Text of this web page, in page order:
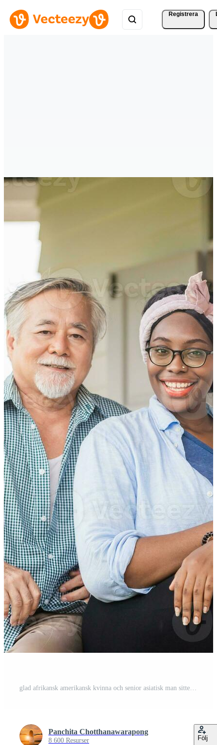
Registrera
glad afrikansk amerikansk kvinna och senior asiatisk man sitter koppla av på terrassen och tittar på kameran Pro Foto
Panchita Chotthanawarapong
8 600 Resurser Följ